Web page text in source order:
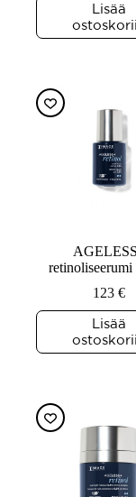
Lisää
retinoliseerumi
123€
Lisää